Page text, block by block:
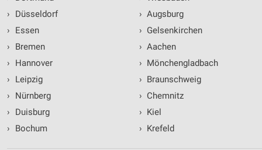
›
Düsseldorf
›
Essen
›
Bremen
›
Hannover
›
Leipzig
›
Nürnberg
›
Duisburg
›
Bochum
› Augsburg
› Gelsenkirchen
› Aachen
› Mönchengladbach
› Braunschweig
› Chemnitz
› Kiel
› Krefeld